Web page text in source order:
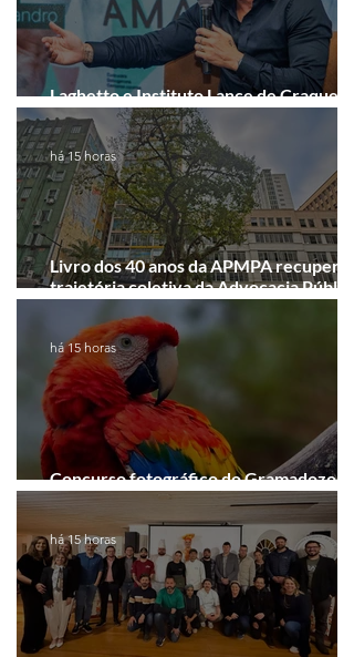
Laghetto e Instituto Lance de Craque
firmam parceria em Porto Alegre
Livro dos 40 anos da APMPA recupera a
trajetória coletiva da Advocacia Pública
há 15 horas
Concurso fotográfico do Gramadozoo
entra na reta final de inscrições
há 15 horas
há 15 horas